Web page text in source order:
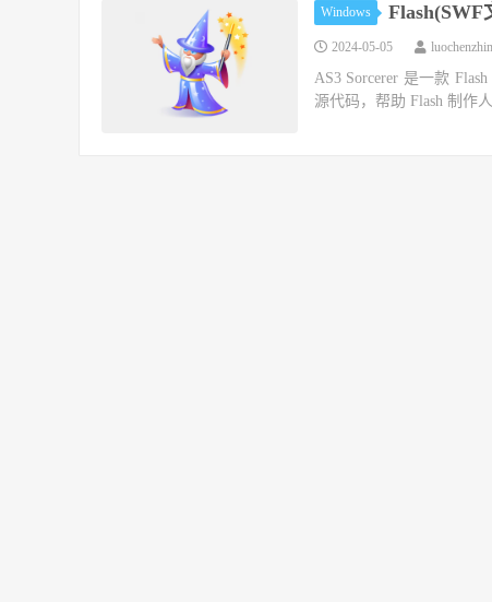
Windows Flash(SWF
2024-05-05
AS3 Sorcerer 是一款
源代码，帮助 Flash 制作